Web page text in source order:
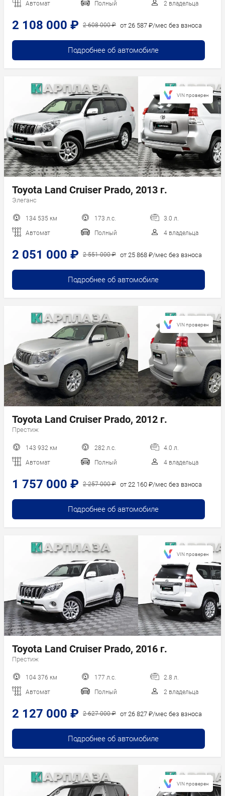
Автомат Полный 2 владельца
2 108 000 ₽ 2 608 000 ₽ от 26 587 ₽/мес без взноса
Подробнее об автомобиле
Toyota Land Cruiser Prado, 2013 г.
Элеганс
134 535 км 173 л.с. 3.0 л.
Автомат Полный 4 владельца
2 051 000 ₽ 2 551 000 ₽ от 25 868 ₽/мес без взноса
Подробнее об автомобиле
VIN проверен
Toyota Land Cruiser Prado, 2012 г.
Престиж
143 932 км 282 л.с. 4.0 л.
Автомат Полный 4 владельца
1 757 000 ₽ 2 257 000 ₽ от 22 160 ₽/мес без взноса
Подробнее об автомобиле
VIN проверен
Toyota Land Cruiser Prado, 2016 г.
Престиж
104 376 км 177 л.с. 2.8 л.
Автомат Полный 2 владельца
2 127 000 ₽ 2 627 000 ₽ от 26 827 ₽/мес без взноса
Подробнее об автомобиле
VIN проверен
VIN проверен